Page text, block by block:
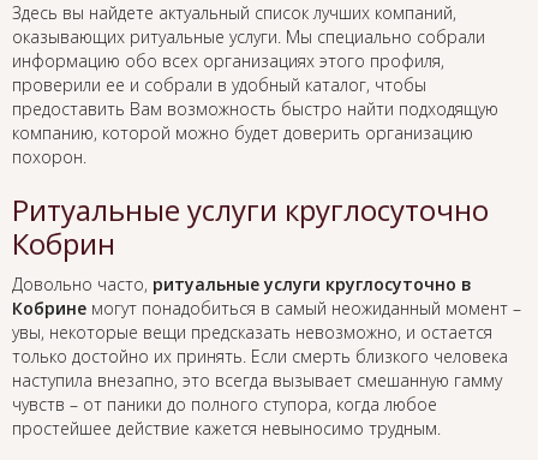
Здесь вы найдете актуальный список лучших компаний,
оказывающих ритуальные услуги. Мы специально собрали
информацию обо всех организациях этого профиля,
проверили ее и собрали в удобный каталог, чтобы
предоставить Вам возможность быстро найти подходящую
компанию, которой можно будет доверить организацию
похорон.
Ритуальные услуги круглосуточно
Кобрин
Довольно часто, ритуальные услуги круглосуточно в
Кобрине могут понадобиться в самый неожиданный момент –
увы, некоторые вещи предсказать невозможно, и остается
только достойно их принять. Если смерть близкого человека
наступила внезапно, это всегда вызывает смешанную гамму
чувств – от паники до полного ступора, когда любое
простейшее действие кажется невыносимо трудным.